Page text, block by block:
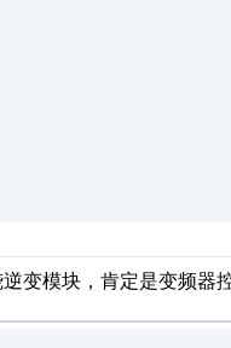
变模块，肯定是变频器